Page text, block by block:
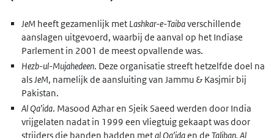
JeM heeft gezamenlijk met Lashkar-e-Taibaverschillende
aanslagen uitgevoerd, waarbij de aanval op het Indiase
Parlement in 2001 de meest opvallende was.
Hezb-ul-Mujahedeen. Deze organisatie streeft hetzelfde doel na
alsJeM, namelijk de aansluiting van Jammu & Kasjmir bij
Pakistan.
Al Qa’ida. Masood Azhar en Sjeik Saeed werden door India
vrijgelaten nadat in 1999 een vliegtuig gekaapt was door
strijders die banden hadden metal Qa’idaen de Taliban.Al